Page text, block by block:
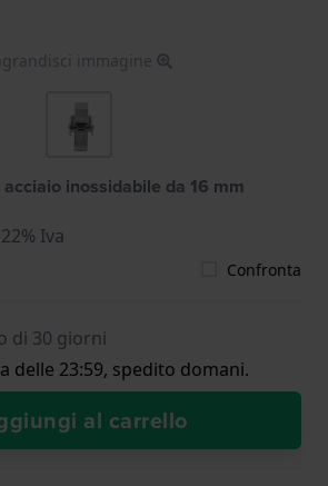
immagine
inossidabile da 16 mm
Iva
Confronta
di 30 giorni
delle 23:59, spedito domani.
al carrello